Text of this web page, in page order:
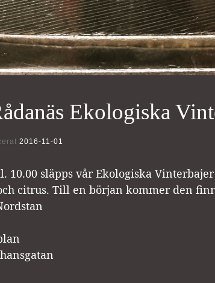
Ekologiska
2016-11-01
10.00 släpps vår Ekologiska
citrus. Till en början kommer den